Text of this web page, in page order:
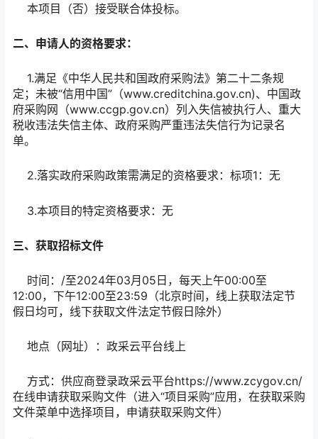
本项目（否）接受联合体投标。
二、申请人的资格要求：
1.满足《中华人民共和国政府采购法》第二十二条规
定；未被“信用中国”（www.creditchina.gov.cn)、中国政
府采购网（www.ccgp.gov.cn）列入失信被执行人、重大
税收违法失信主体、政府采购严重违法失信行为记录名
单。
2.落实政府采购政策需满足的资格要求：标项1：无
3.本项目的特定资格要求：无
三、获取招标文件
时间：/至2024年03月05日，每天上午00:00至
12:00，下午12:00至23:59（北京时间，线上获取法定节
假日均可，线下获取文件法定节假日除外）
地点（网址）：政采云平台线上
方式：供应商登录政采云平台https://www.zcygov.cn/
在线申请获取采购文件（进入“项目采购”应用，在获取采购
文件菜单中选择项目，申请获取采购文件）